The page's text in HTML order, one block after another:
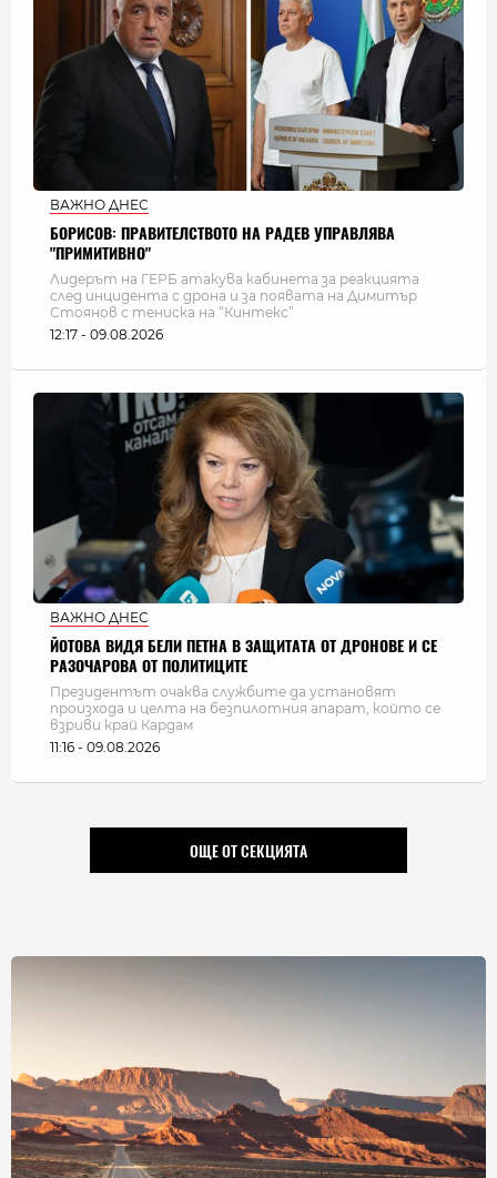
ВАЖНО ДНЕС
БОРИСОВ: ПРАВИТЕЛСТВОТО НА РАДЕВ УПРАВЛЯВА
"ПРИМИТИВНО"
Лидерът на ГЕРБ атакува кабинета за реакцията
след инцидента с дрона и за появата на Димитър
Стоянов с тениска на “Кинтекс”
12:17 - 09.08.2026
ВАЖНО ДНЕС
ЙОТОВА ВИДЯ БЕЛИ ПЕТНА В ЗАЩИТАТА ОТ ДРОНОВЕ И СЕ
РАЗОЧАРОВА ОТ ПОЛИТИЦИТЕ
Президентът очаква службите да установят
произхода и целта на безпилотния апарат, който се
взриви край Кардам
11:16 - 09.08.2026
ОЩЕ ОТ СЕКЦИЯТА